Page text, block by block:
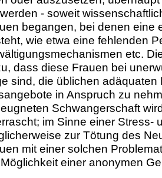
- soweit
begangen, bei denen eine
wie etwa eine fehlenden
etc.
dass diese Frauen bei
sind, die üblichen
in Anspruch zu
Schwangerschaft
im Sinne einer Stress-
zur Tötung des
mit einer solchen
einer anonymen